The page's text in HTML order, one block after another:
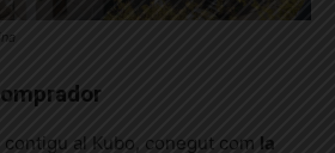
contigu al Kubo, conegut com la